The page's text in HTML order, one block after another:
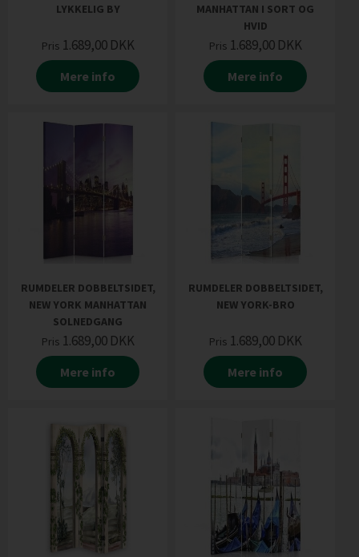
LYKKELIG BY
Pris 1.689,00 DKK
Mere info
MANHATTAN I SORT OG
HVID
Pris 1.689,00 DKK
Mere info
RUMDELER DOBBELTSIDET,
NEW YORK MANHATTAN
SOLNEDGANG
Pris 1.689,00 DKK
Mere info
RUMDELER DOBBELTSIDET,
NEW YORK-BRO
Pris 1.689,00 DKK
Mere info